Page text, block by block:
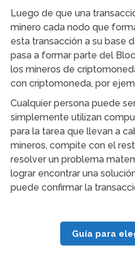
Luego de que una
minero cada nodo que
esta transacción a su base
pasa a formar parte del
los mineros de
con criptomoneda, por
Cualquier persona puede
simplemente utilizan
para la tarea que llevan a
mineros, compite con el
resolver un problema
lograr encontrar una
puede confirmar la
Guía para